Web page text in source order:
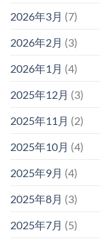
2026年3月 (7)
2026年2月 (3)
2026年1月 (4)
2025年12月 (3)
2025年11月 (2)
2025年10月 (4)
2025年9月 (4)
2025年8月 (3)
2025年7月 (5)